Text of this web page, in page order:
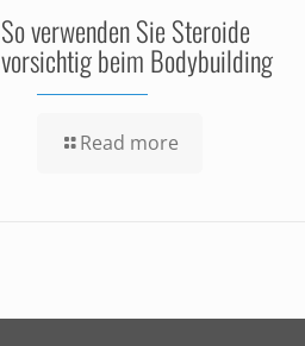
So verwenden Sie Steroide
vorsichtig beim Bodybuilding
Read more